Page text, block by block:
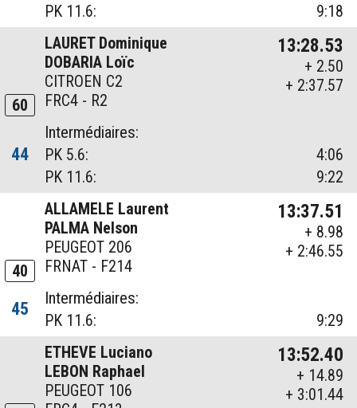
PK 11.6:
9:18
60
LAURET Dominique
DOBARIA Loïc
CITROEN C2
FRC4 - R2
13:28.53
+ 2.50
+ 2:37.57
44
Intermédiaires:
PK 5.6:
4:06
PK 11.6:
9:22
40
ALLAMELE Laurent
PALMA Nelson
PEUGEOT 206
FRNAT - F214
13:37.51
+ 8.98
+ 2:46.55
45
Intermédiaires:
PK 11.6:
9:29
ETHEVE Luciano
LEBON Raphael
PEUGEOT 106
13:52.40
+ 14.89
+ 3:01.44